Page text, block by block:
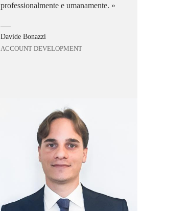
professionalmente e umanamente.
Davide Bonazzi
ACCOUNT DEVELOPMENT